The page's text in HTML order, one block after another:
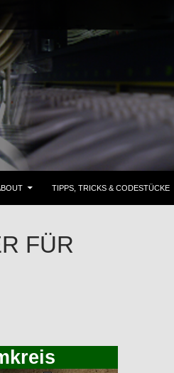
TIPPS, TRICKS & CODESTÜCKE
FÜR T